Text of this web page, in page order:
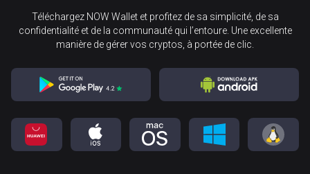
Téléchargez NOW Wallet et profitez de sa simplicité, de sa
confidentialité et de la communauté qui l’entoure. Une excellente
manière de gérer vos cryptos, à portée de clic.